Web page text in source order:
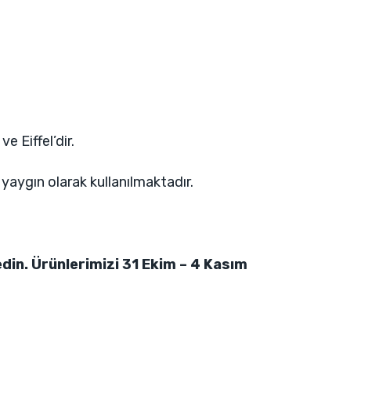
Eiffel’dir.
olarak kullanılmaktadır.
Ürünlerimizi 31 Ekim – 4 Kasım